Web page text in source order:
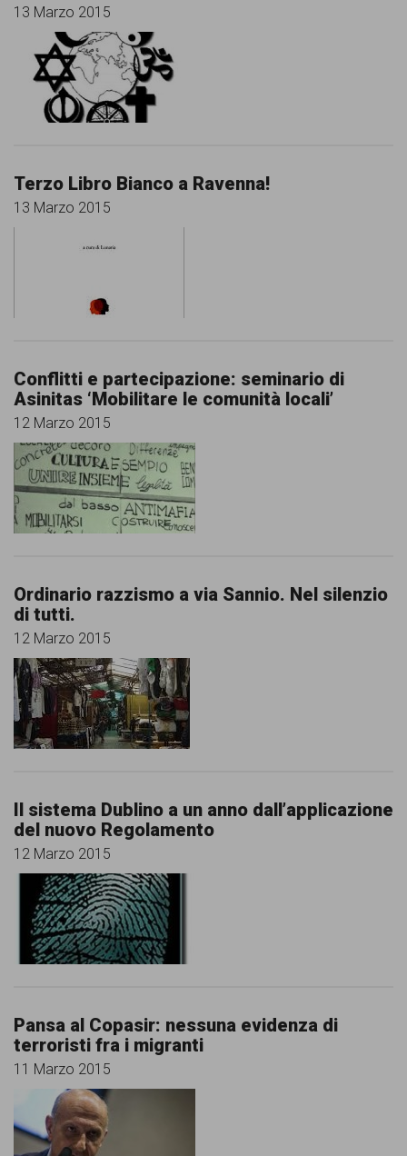
13 Marzo 2015
Terzo Libro Bianco a Ravenna!
13 Marzo 2015
Conflitti e partecipazione: seminario di
Asinitas ‘Mobilitare le comunità locali’
12 Marzo 2015
Ordinario razzismo a via Sannio. Nel silenzio
di tutti.
12 Marzo 2015
Il sistema Dublino a un anno dall’applicazione
del nuovo Regolamento
12 Marzo 2015
Pansa al Copasir: nessuna evidenza di
terroristi fra i migranti
11 Marzo 2015